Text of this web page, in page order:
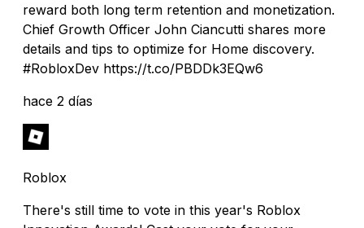
reward both long term retention and monetization.
Chief Growth Officer John Ciancutti shares more
details and tips to optimize for Home discovery.
#RobloxDev https://t.co/PBDDk3EQw6
hace 2 días
Roblox
There's still time to vote in this year's Roblox